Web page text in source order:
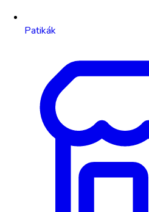
Patikák